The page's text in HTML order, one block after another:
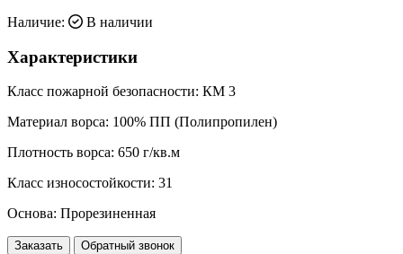
Наличие:
В наличии
Характеристики
Класс пожарной безопасности: КМ 3
Материал ворса: 100% ПП (Полипропилен)
Плотность ворса: 650 г/кв.м
Класс износостойкости: 31
Основа: Прорезиненная
Заказать Обратный звонок